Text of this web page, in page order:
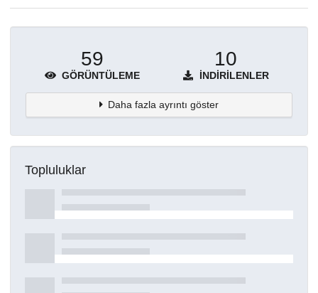
59
GÖRÜNTÜLEME
10
İNDIRILENLER
Daha fazla ayrıntı göster
Topluluklar